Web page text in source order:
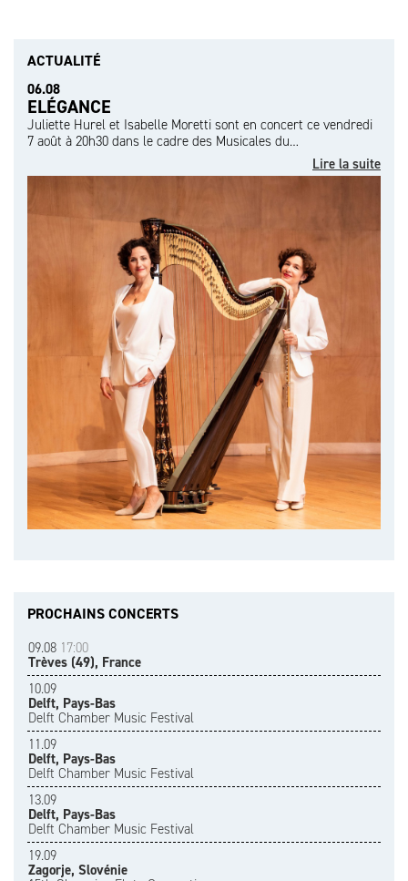
ACTUALITÉ
06.08
ELÉGANCE
Juliette Hurel et Isabelle Moretti sont en concert ce vendredi
7 août à 20h30 dans le cadre des Musicales du…
Lire la suite
PROCHAINS CONCERTS
09.08 17:00
Trèves (49), France
10.09
Delft, Pays-Bas
Delft Chamber Music Festival
11.09
Delft, Pays-Bas
Delft Chamber Music Festival
13.09
Delft, Pays-Bas
Delft Chamber Music Festival
19.09
Zagorje, Slovénie